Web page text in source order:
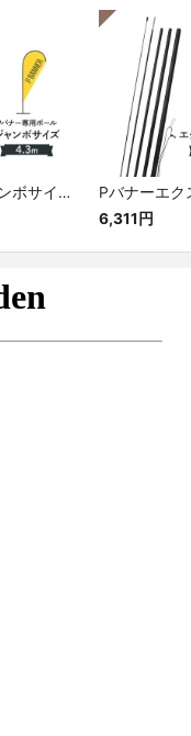
Pバナージャンボサイズ専用ポール
6,311円